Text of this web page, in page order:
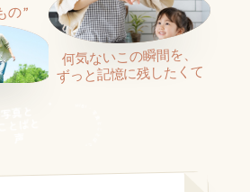
の”
日常のひとこま
何気ないこの瞬間を、
ずっと記憶に残したくて